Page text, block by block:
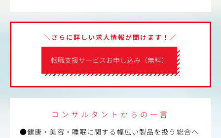
転職支援サービスお申し込み（無料）
＼さらに詳しい求人情報が聞けます！／
コンサルタントからの一言
●健康・美容・睡眠に関する幅広い製品を扱う総合ヘ